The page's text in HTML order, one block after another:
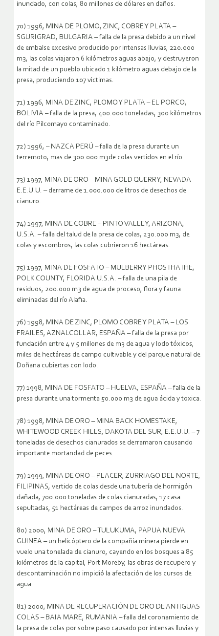
inundado, con colas, 80 millones de dólares en daños.
70) 1996, MINA DE PLOMO, ZINC, COBRE Y PLATA –
SGURIGRAD, BULGARIA – falla de la presa debido a un nivel
de embalse excesivo producido por intensas lluvias, 220.000
m3, las colas viajaron 6 kilómetros aguas abajo, y destruyeron
la mitad de un pueblo ubicado 1 kilómetro aguas debajo de la
presa, produciendo 107 victimas.
71) 1996, MINA DE ZINC, PLOMO Y PLATA – EL PORCO,
BOLIVIA – falla de la presa, 400.000 toneladas, 300 kilómetros
del río Pilcomayo contaminado.
72) 1996, – NAZCA PERÚ – falla de la presa durante un
terremoto, mas de 300.000 m3de colas vertidos en el río.
73) 1997, MINA DE ORO – MINA GOLD QUERRY, NEVADA
E.E.U.U. – derrame de 1.000.000 de litros de desechos de
cianuro.
74) 1997, MINA DE COBRE – PINTO VALLEY, ARIZONA,
U.S.A. – falla del talud de la presa de colas, 230.000 m3, de
colas y escombros, las colas cubrieron 16 hectáreas.
75) 1997, MINA DE FOSFATO – MULBERRY PHOSTHATHE,
POLK COUNTY, FLORIDA U.S.A. – falla de una pila de
residuos, 200.000 m3 de agua de proceso, flora y fauna
eliminadas del río Alafia.
76) 1998, MINA DE ZINC, PLOMO COBRE Y PLATA – LOS
FRAILES, AZNALCOLLAR, ESPAÑA – falla de la presa por
fundación entre 4 y 5 millones de m3 de agua y lodo tóxicos,
miles de hectáreas de campo cultivable y del parque natural de
Doñana cubiertas con lodo.
77) 1998, MINA DE FOSFATO – HUELVA, ESPAÑA – falla de la
presa durante una tormenta 50.000 m3 de agua ácida y toxica.
78) 1998, MINA DE ORO – MINA BACK HOMESTAKE,
WHITEWOOD CREEK HILLS, DAKOTA DEL SUR, E.E.U.U. – 7
toneladas de desechos cianurados se derramaron causando
importante mortandad de peces.
79) 1999, MINA DE ORO – PLACER, ZURRIAGO DEL NORTE,
FILIPINAS, vertido de colas desde una tubería de hormigón
dañada, 700.000 toneladas de colas cianuradas, 17 casa
sepultadas, 51 hectáreas de campos de arroz inundados.
80) 2000, MINA DE ORO – TULUKUMA, PAPUA NUEVA
GUINEA – un helicóptero de la compañía minera pierde en
vuelo una tonelada de cianuro, cayendo en los bosques a 85
kilómetros de la capital, Port Moreby, las obras de recupero y
descontaminación no impidió la afectación de los cursos de
agua
81) 2000, MINA DE RECUPERACIÓN DE ORO DE ANTIGUAS
COLAS – BAIA MARE, RUMANIA – falla del coronamiento de
la presa de colas por sobre paso causado por intensas lluvias y